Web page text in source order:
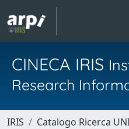
CINECA IRIS
Research
IRIS Catalogo Ricerca